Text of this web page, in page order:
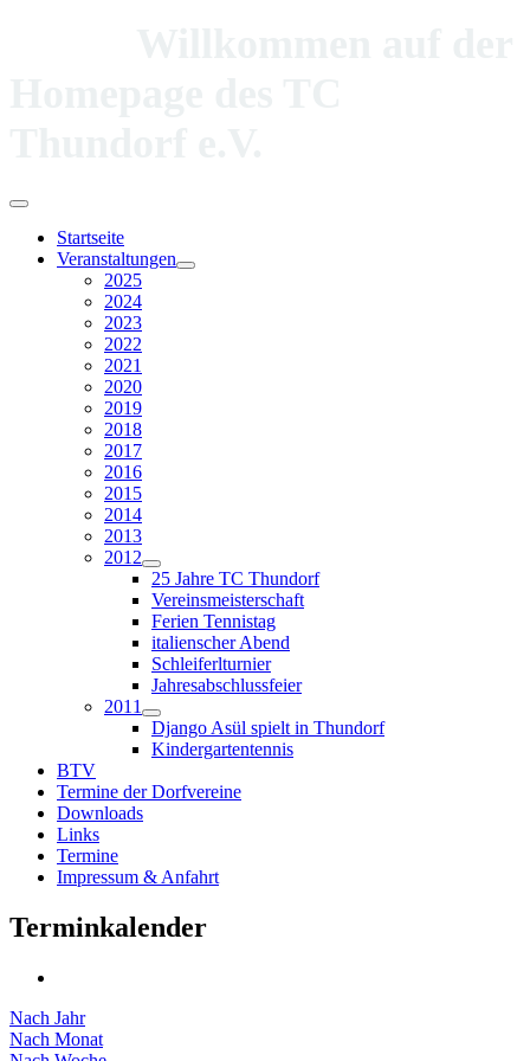
Startseite
Veranstaltungen
2025
2024
2023
2022
2021
2020
2019
2018
2017
2016
2015
2014
2013
2012
25 Jahre TC Thundorf
Vereinsmeisterschaft
Ferien Tennistag
italienscher Abend
Schleiferlturnier
Jahresabschlussfeier
2011
Django Asül spielt in Thundorf
Kindergartentennis
BTV
Termine der Dorfvereine
Downloads
Links
Termine
Impressum & Anfahrt
Terminkalender
Nach Jahr
Nach Monat